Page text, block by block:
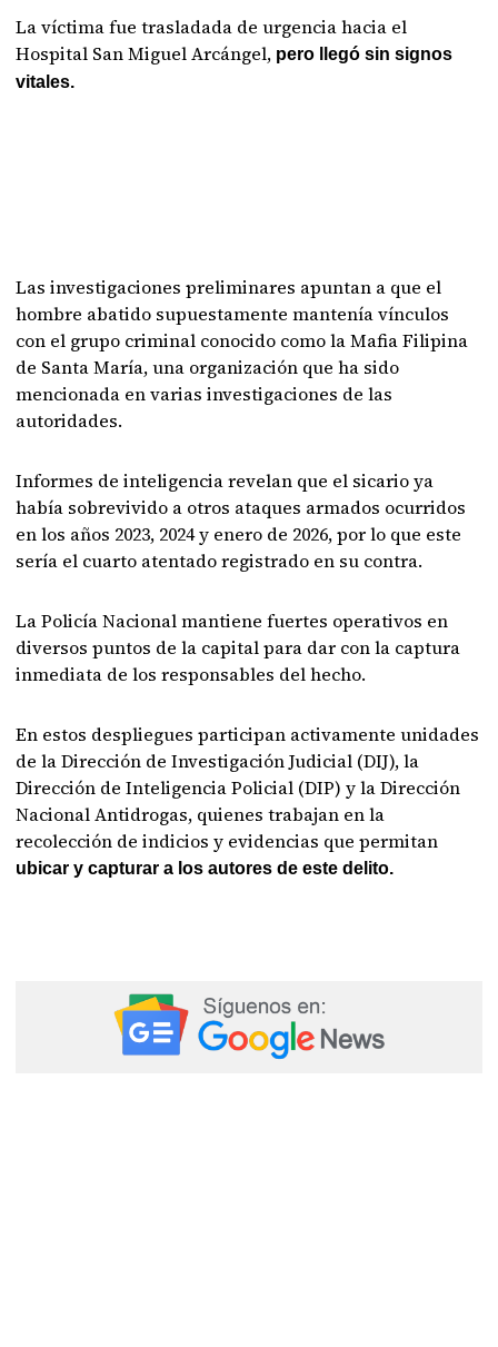
La víctima fue trasladada de urgencia hacia el
Hospital San Miguel Arcángel, pero llegó sin signos
vitales.
Las investigaciones preliminares apuntan a que el
hombre abatido supuestamente mantenía vínculos
con el grupo criminal conocido como la Mafia Filipina
de Santa María, una organización que ha sido
mencionada en varias investigaciones de las
autoridades.
Informes de inteligencia revelan que el sicario ya
había sobrevivido a otros ataques armados ocurridos
en los años 2023, 2024 y enero de 2026, por lo que este
sería el cuarto atentado registrado en su contra.
La Policía Nacional mantiene fuertes operativos en
diversos puntos de la capital para dar con la captura
inmediata de los responsables del hecho.
En estos despliegues participan activamente unidades
de la Dirección de Investigación Judicial (DIJ), la
Dirección de Inteligencia Policial (DIP) y la Dirección
Nacional Antidrogas, quienes trabajan en la
recolección de indicios y evidencias que permitan
ubicar y capturar a los autores de este delito.